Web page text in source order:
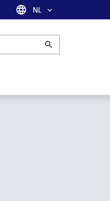
Taal selectie
NL